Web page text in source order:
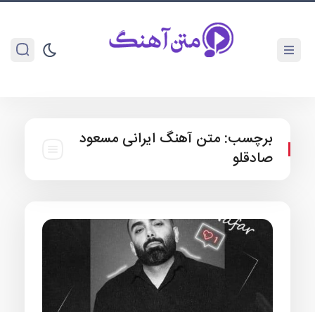
برچسب: متن آهنگ ایرانی مسعود
صادقلو